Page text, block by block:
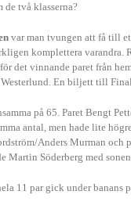
de två klasserna?
var man tvungen att få till
komplettera varandra.
det vinnande paret från
En biljett till
på 65. Paret Bengt
antal, men hade lite
Anders Murman och
Martin Söderberg med
11 par gick under banans